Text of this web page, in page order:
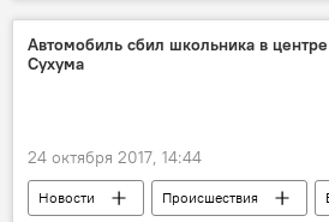
Автомобиль сбил школьника в центре
Сухума
24 октября 2017, 14:44
Новости Происшествия